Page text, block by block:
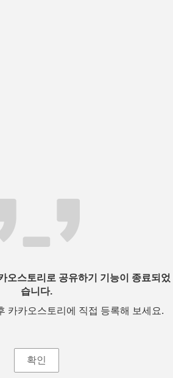
오스토리로 공유하기 기능이 종료되었
습니다.
카카오스토리에 직접 등록해 보세요.
확인